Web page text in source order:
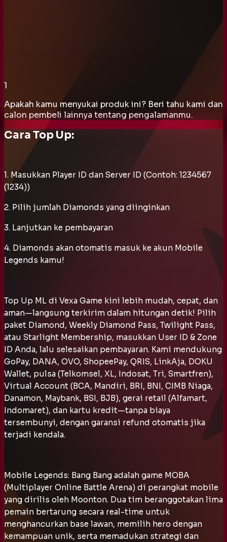
1
Apakah kamu menyukai produk ini? Beri tahu kami dan
calon pembeli lainnya tentang pengalamanmu.
Cara Top Up:
1. Masukkan Player ID dan Server ID (Contoh: 1234567
(1234))
2. Pilih jumlah Diamonds yang diinginkan
3. Lanjutkan ke pembayaran
4. Diamonds akan otomatis masuk ke akun Mobile
Legends kamu!
Top Up ML di Vexa Game kini lebih mudah, cepat, dan
aman—langsung terkirim dalam hitungan detik! Pilih
paket Diamond, Weekly Diamond Pass, Twilight Pass,
atau Starlight Membership, masukkan User ID & Zone
ID Anda, lalu selesaikan pembayaran. Kami mendukung
GoPay, DANA, OVO, ShopeePay, QRIS, LinkAja, DOKU
Wallet, pulsa (Telkomsel, XL, Indosat, Tri, Smartfren),
Virtual Account (BCA, Mandiri, BRI, BNI, CIMB Niaga,
Danamon, Maybank, BSI, BJB), gerai retail (Alfamart,
Indomaret), dan kartu kredit—tanpa biaya
tersembunyi, dengan garansi refund otomatis jika
terjadi kendala.
Mobile Legends: Bang Bang adalah game MOBA
(Multiplayer Online Battle Arena) di perangkat mobile
yang dirilis oleh Moonton. Dua tim beranggotakan lima
pemain bertarung secara real-time untuk
menghancurkan base lawan, memilih hero dengan
kemampuan unik, serta memadukan strategi dan